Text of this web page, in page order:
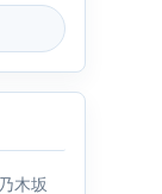
木坂